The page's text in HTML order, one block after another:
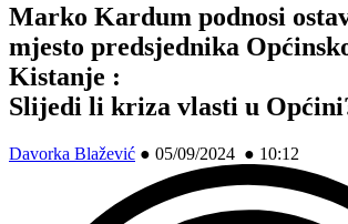
Marko Kardum podnosi
mjesto predsjednika
Kistanje :
Slijedi li kriza vlasti u
Davorka Blažević ● 05/09/2024 ● 10:12